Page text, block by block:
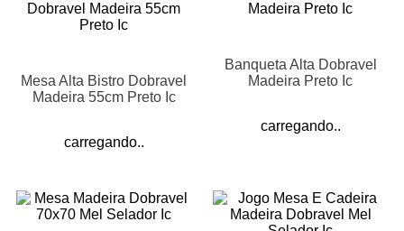
Mesa Alta Bistro Dobravel
Madeira 55cm Preto Ic
carregando..
Banqueta Alta Dobravel
Madeira Preto Ic
carregando..